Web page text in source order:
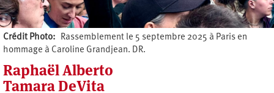
Crédit Photo
Rassemblement le 5 septembre 2025 à Paris en
hommage à Caroline Grandjean. DR.
Raphaël Alberto
Tamara DeVita